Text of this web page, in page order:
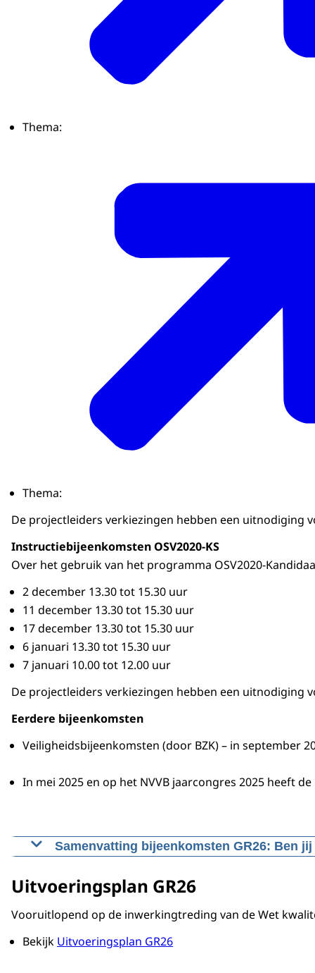
Thema:
Thema:
De projectleiders verkiezingen hebben een uitnodiging
Instructiebijeenkomsten OSV2020-KS
Over het gebruik van het programma OSV2020-
2 december 13.30 tot 15.30 uur
11 december 13.30 tot 15.30 uur
17 december 13.30 tot 15.30 uur
6 januari 13.30 tot 15.30 uur
7 januari 10.00 tot 12.00 uur
De projectleiders verkiezingen hebben een uitnodiging
Eerdere bijeenkomsten
Veiligheidsbijeenkomsten (door BZK) – in september
In mei 2025 en op het NVVB jaarcongres 2025 heeft
Samenvatting bijeenkomsten GR26: Ben
Wetgeving: waarin verschilt GR26 van GR22?
Per 1 januari 2023: nieuwe procedure
Naar verwachting 1 augustus 2025: Invoering
Uitvoeringsplan GR26
Vooruitlopend op de inwerkingtreding van de Wet
Bekijk Uitvoeringsplan GR26